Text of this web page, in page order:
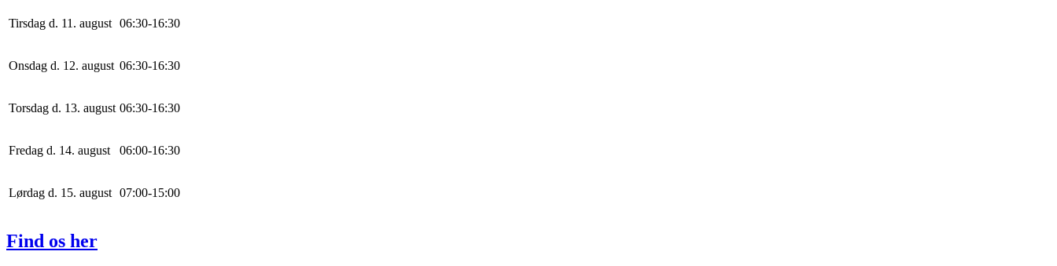
Tirsdag d. 11. august 06:30-16:30
Onsdag d. 12. august 06:30-16:30
Torsdag d. 13. august 06:30-16:30
Fredag d. 14. august 06:00-16:30
Lørdag d. 15. august 07:00-15:00
Find os her